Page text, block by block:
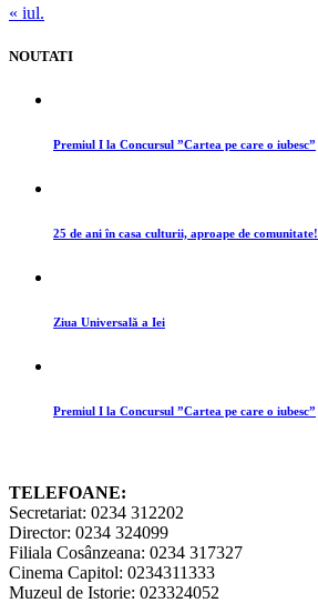
« iul.
NOUTATI
Premiul I la Concursul ”Cartea pe care o iubesc”
25 de ani în casa culturii, aproape de comunitate!
Ziua Universală a Iei
Premiul I la Concursul ”Cartea pe care o iubesc”
TELEFOANE:
Secretariat: 0234 312202
Director: 0234 324099
Filiala Cosânzeana: 0234 317327
Cinema Capitol: 0234311333
Muzeul de Istorie: 023324052